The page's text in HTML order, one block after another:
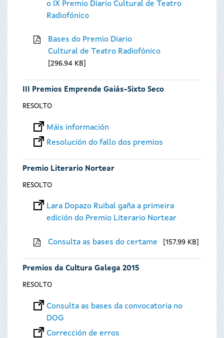
o IX Premio Diario Cultural de Teatro
Radiofónico
Bases do Premio Diario
Cultural de Teatro Radiofónico
296.94 KB
III Premios Emprende Gaiás-Sixto Seco
RESOLTO
Máis información
Resolución do fallo dos premios
Premio Literario Nortear
RESOLTO
Lara Dopazo Ruibal gaña a primeira
edición do Premio Literario Nortear
Consulta as bases do certame 157.99 KB
Premios da Cultura Galega 2015
RESOLTO
Consulta as bases da convocatoria no
DOG
Corrección de erros